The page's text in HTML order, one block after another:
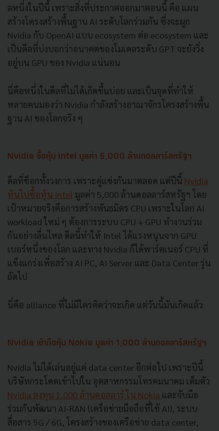
ลหนึ่งในปีนี้ เพราะสิ่งที่ประกาศออกมาตอนนี้ คือ แผน
สร้างโครงสร้างพื้นฐาน AI ระดับโลกร่วมกัน ซึ่งจะผูก
Nvidia กับ OpenAI แบบ ecosystem ต่อ ecosystem และ
เป็นดีลที่บ่งบอกว่าอนาคตของโมเดลระดับ GPT จะยังวิ่ง
อยู่บน GPU ของ Nvidia แน่นอน
นี่คือหนึ่งในดีลที่ไม่ได้เกิดขึ้นบ่อย และเป็นจุดที่ทำให้
หลายคนมองว่า Nvidia กำลังสร้างอาณาจักรโครงสร้างพื้น
ฐาน AI ของโลกจริง ๆ
Nvidia ซื้อหุ้น Intel มูลค่า 5,000 ล้านดอลลาร์สหรัฐฯ
ดีลที่ช็อกทั้งวงการ เพราะคู่แข่งกันมาตลอด แต่ปีนี้ Nvidia
หันไปซื้อหุ้น Intel มูลค่า 5,000 ล้านดอลลาร์สหรัฐฯ โดย
เป้าหมายจริงคือการสร้างพันธมิตร CPU เพราะในโลก AI
workload ใหม่ ๆ ต้องการระบบ CPU + GPU ทำงานร่วม
กันอย่างลื่นไหล ดีลนี้ทำให้ Intel ได้แรงหนุนจาก GPU
เบอร์หนึ่งของโลก และทาง Nvidia ก็ได้พาร์ตเนอร์ CPU ที่
แข็งแกร่งเพื่อสร้าง AI PC, AI Server และ Data Center รุ่น
ถัดไป
นี่คือ alliance ที่ไม่มีใครคิดว่าจะเกิด แต่วันนี้มันเกิดแล้ว
Nvidia เข้าถือหุ้น Nokia มูลค่า 1,000 ล้านดอลลาร์สหรัฐฯ
Nvidia ไม่ได้เล่นอยู่แค่ data center อีกต่อไป เพราะปีนี้
บริษัทกระโดดเข้าไปใน อุตสาหกรรมโทรคมนาคม เต็มตัว
Nvidia ลงทุน 1,000 ล้านดอลลาร์ ใน Nokia และจับมือ
ร่วมกันพัฒนา AI-RAN (เครือข่ายมือถือที่ใช้ AI), ระบบ
สื่อสาร 5G / 6G, โครงสร้างของเครือข่าย data center,